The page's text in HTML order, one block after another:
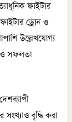
ফাইটার
ফাইটার ড্রোন ও
উল্লেখযোগ্য
সফলতা
সংখ্যাও বৃদ্ধি করা